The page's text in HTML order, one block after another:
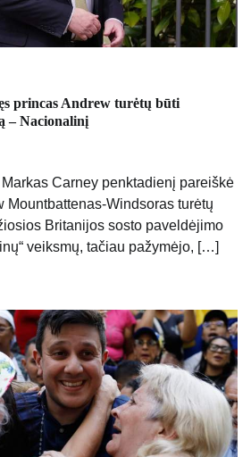
princas Andrew turėtų būti
– Nacionalinį
Carney penktadienį pareiškė
Mountbattenas-Windsoras turėtų
Britanijos sosto paveldėjimo
veiksmų, tačiau pažymėjo, […]